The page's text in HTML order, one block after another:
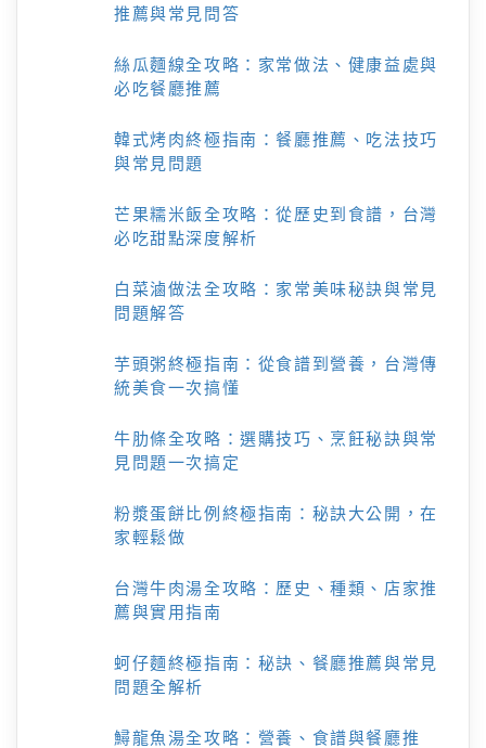
推薦與常見問答
絲瓜麵線全攻略：家常做法、健康益處與
必吃餐廳推薦
韓式烤肉終極指南：餐廳推薦、吃法技巧
與常見問題
芒果糯米飯全攻略：從歷史到食譜，台灣
必吃甜點深度解析
白菜滷做法全攻略：家常美味秘訣與常見
問題解答
芋頭粥終極指南：從食譜到營養，台灣傳
統美食一次搞懂
牛肋條全攻略：選購技巧、烹飪秘訣與常
見問題一次搞定
粉漿蛋餅比例終極指南：秘訣大公開，在
家輕鬆做
台灣牛肉湯全攻略：歷史、種類、店家推
薦與實用指南
蚵仔麵終極指南：秘訣、餐廳推薦與常見
問題全解析
鱘龍魚湯全攻略：營養、食譜與餐廳推